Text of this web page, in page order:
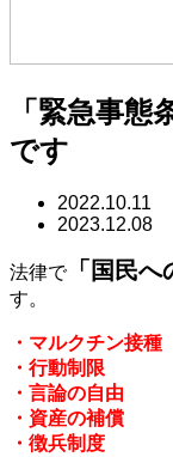
「緊急事
です
2022.10.11
2023.12.08
法律で「国民へ
す。
・マルクチン接種
・行動制限
・言論の自由
・資産の補償
・徴兵制度